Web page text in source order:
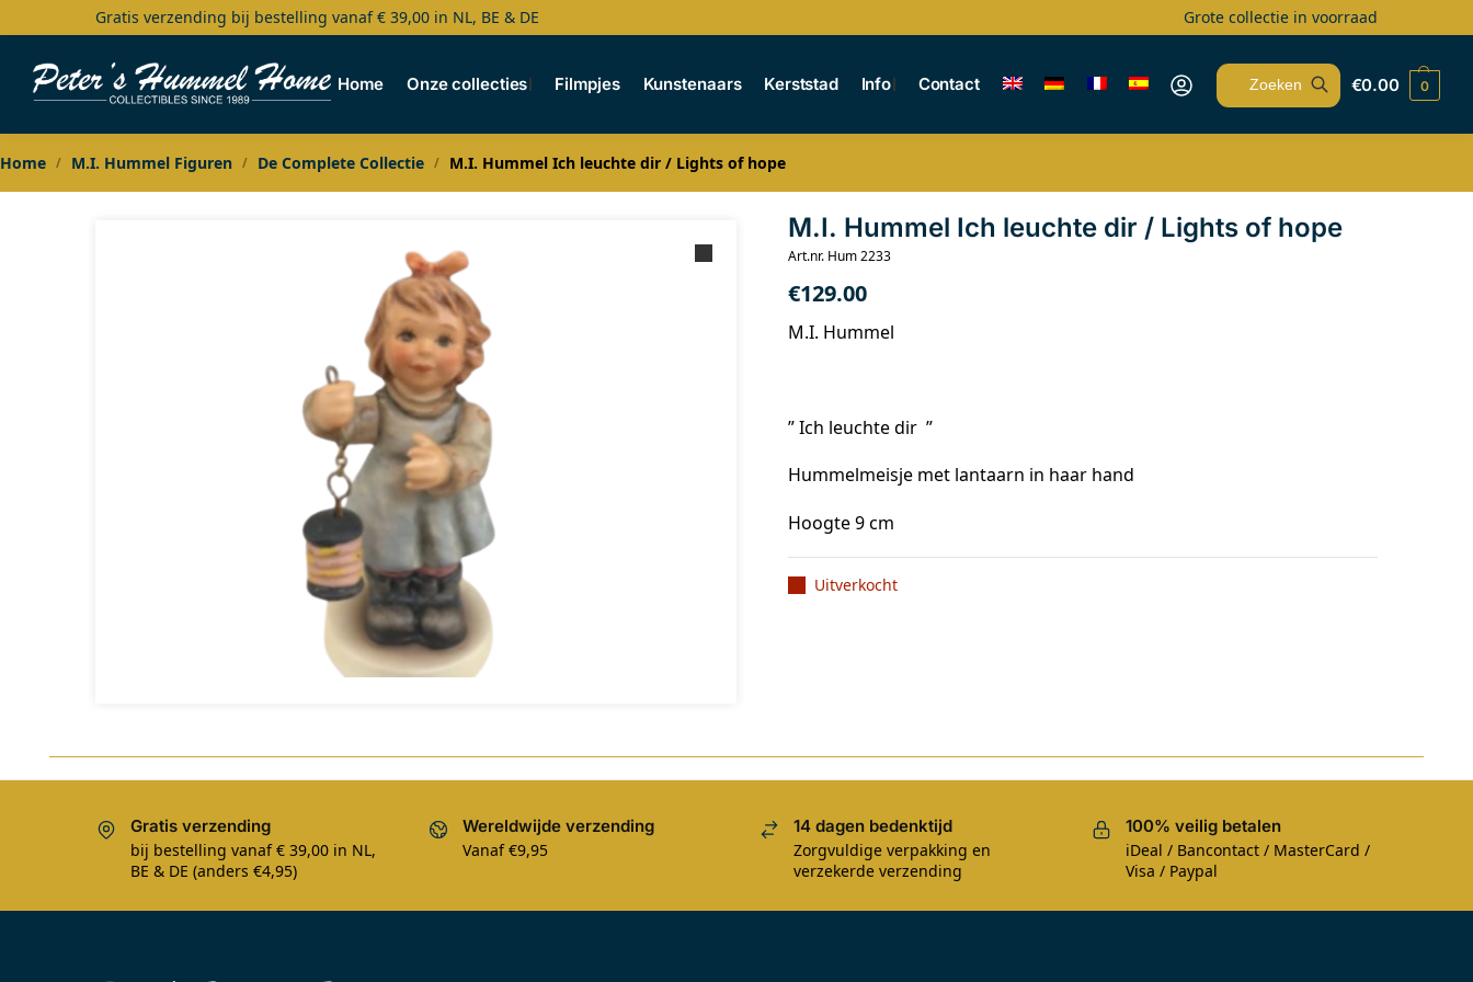
Gratis verzending bij bestelling vanaf € 39,00 in NL, BE & DE Grote collectie in voorraad
Home Onze collecties Filmpjes Kunstenaars Kerststad Info Contact
Search
€0.00 0
Home / M.I. Hummel Figuren / De Complete Collectie / M.I. Hummel Ich leuchte dir / Lights of hope
M.I. Hummel Ich leuchte dir / Lights of hope
Art.nr. Hum 2233
€129.00
M.I. Hummel
” Ich leuchte dir ”
Hummelmeisje met lantaarn in haar hand
Hoogte 9 cm
Uitverkocht
Gratis verzending
bij bestelling vanaf € 39,00 in NL,
BE & DE (anders €4,95)
Wereldwijde verzending
Vanaf €9,95
14 dagen bedenktijd
Zorgvuldige verpakking en
verzekerde verzending
100% veilig betalen
iDeal / Bancontact / MasterCard /
Visa / Paypal